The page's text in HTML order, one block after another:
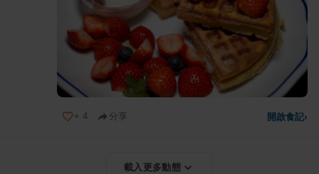
+ 4 分享 開啟食記›
載入更多動態